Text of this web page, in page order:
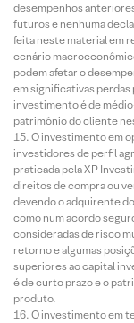
desempenhos
futuros e nenhuma
feita neste material em
cenário
podem afetar o
em significativas perdas
investimento é de
patrimônio do cliente
O investimento em
investidores de perfil
praticada pela XP
direitos de compra ou
devendo o adquirente
como num acordo
consideradas de risco
retorno e algumas
superiores ao capital
é de curto prazo e o
produto.
O investimento em